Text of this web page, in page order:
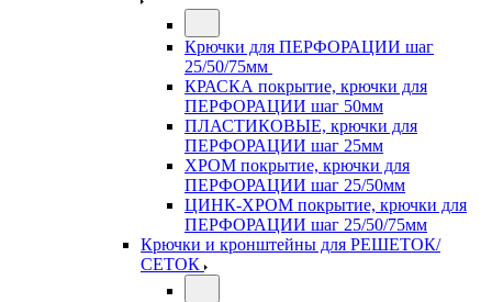
Крючки для ПЕРФОРАЦИИ шаг
25/50/75мм
КРАСКА покрытие, крючки для
ПЕРФОРАЦИИ шаг 50мм
ПЛАСТИКОВЫЕ, крючки для
ПЕРФОРАЦИИ шаг 25мм
ХРОМ покрытие, крючки для
ПЕРФОРАЦИИ шаг 25/50мм
ЦИНК-ХРОМ покрытие, крючки для
ПЕРФОРАЦИИ шаг 25/50/75мм
Крючки и кронштейны для РЕШЕТОК/
СЕТОК